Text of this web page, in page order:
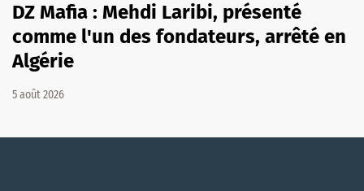
DZ Mafia : Mehdi Laribi, présenté
comme l'un des fondateurs, arrêté en
Algérie
5 août 2026